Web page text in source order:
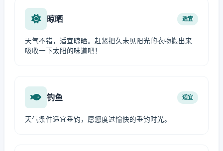
晾晒 适宜
天气不错，适宜晾晒。赶紧把久未见阳光的衣物搬出来
吸收一下太阳的味道吧！
钓鱼 适宜
天气条件适宜垂钓，愿您度过愉快的垂钓时光。